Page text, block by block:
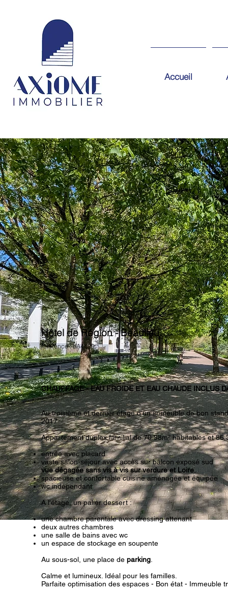
Accueil
Hôtel de Région - Beaulieu
référence : LA4529
CHAUFFAGE - EAU FROIDE ET EAU CHAUDE INCLUS
Au troisième et dernier étage d'un immeuble de bon
2017
Appartement duplex familial de 70.98m² habitables et
entrée avec placard
vaste salon-séjour avec accès sur balcon exposé sud
vue dégagée sans vis à vis sur verdure et Loire.
spacieuse et confortable cuisine aménagée et équipée
wc indépendant
A l'étage, un palier dessert :
une chambre parentale avec dressing attenant
deux autres chambres
une salle de bains avec wc
un espace de stockage en soupente
Au sous-sol, une place de parking
Calme et lumineux. Idéal pour les familles.
Parfaite optimisation des espaces - Bon état - Immeuble